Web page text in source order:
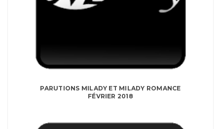
PARUTIONS MILADY ET MILADY ROMANCE
FÉVRIER 2018